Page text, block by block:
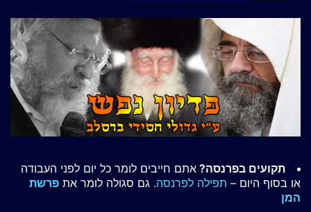
תקועים בפרנסה? אתם חייבים לומר כל יום לפני העבודה
או בסוף היום – תפילה לפרנסה. גם סגולה לומר את פרשת
המן